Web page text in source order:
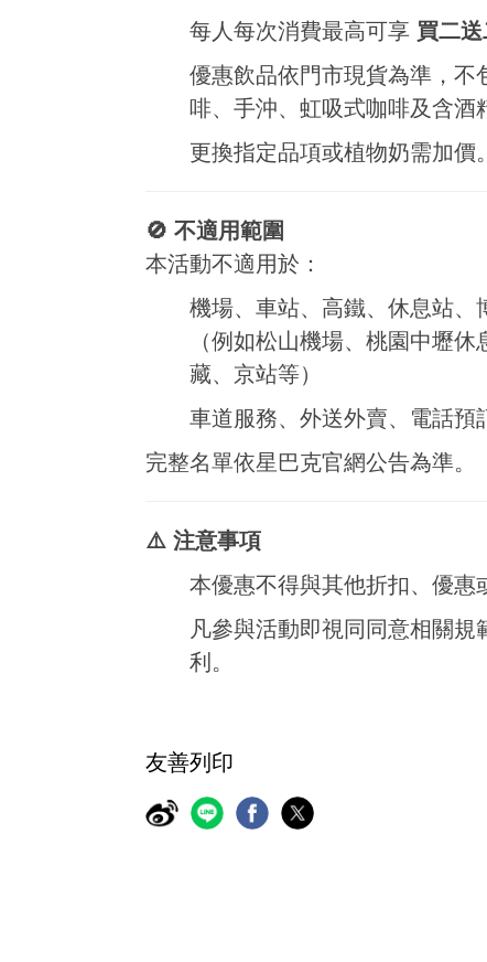
每人每次消費最高可享 買二
優惠飲品依門市現貨為準，不
啡、手沖、虹吸式咖啡及含酒
更換指定品項或植物奶需加價。
🚫 不適用範圍
本活動不適用於：
機場、車站、高鐵、休息站、
（例如松山機場、桃園中壢
藏、京站等）
車道服務、外送外賣、電話預
完整名單依星巴克官網公告為準。
⚠️ 注意事項
本優惠不得與其他折扣、優惠
凡參與活動即視同同意相關
利。
友善列印